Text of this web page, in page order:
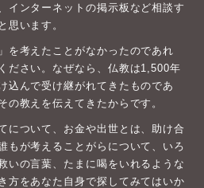
インターネットの掲示板など相談す
思います。
を考えたことがなかったのであれ
ださい。なぜなら、仏教は1,500年
込んで受け継がれてきたものであ
の教えを伝えてきたからです。
について、お金や出世とは、助け合
もが考えることがらについて、いろ
いの言葉、たまに喝をいれるような
方をあなた自身で探してみてはいか